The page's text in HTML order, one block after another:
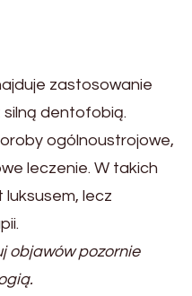
zastosowanie
dentofobią.
ogólnoustrojowe,
leczenie. W takich
lecz
objawów pozornie